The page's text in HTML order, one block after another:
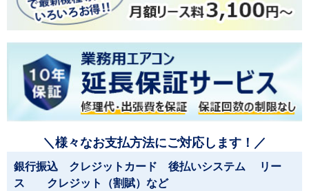
＼様々なお支払方法にご対応します！／
銀行振込 クレジットカード 後払いシステム リー
ス クレジット（割賦）など